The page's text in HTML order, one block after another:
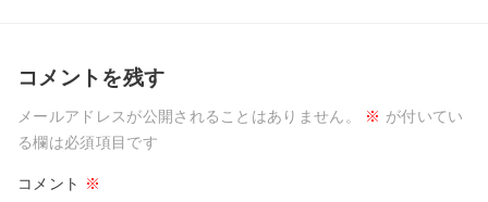
コメントを残す
メールアドレスが公開されることはありません。 ※ が付いてい
る欄は必須項目です
コメント ※